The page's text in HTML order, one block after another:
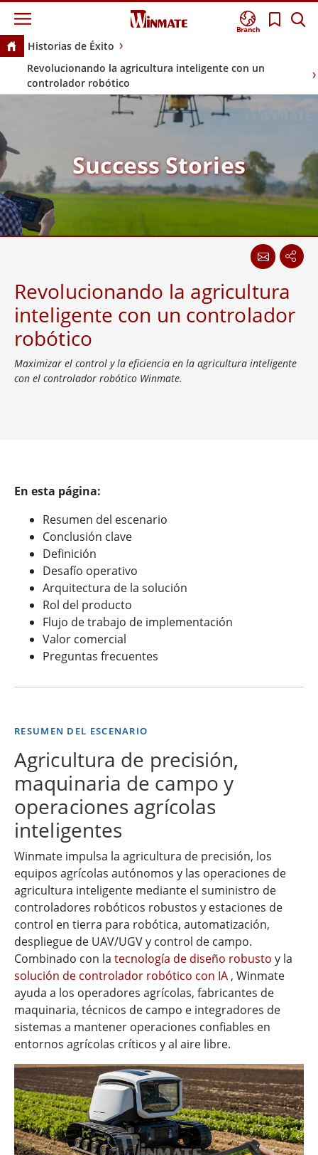
Branch
Historias de Éxito
Revolucionando la agricultura inteligente con un
controlador robótico
Success Stories
Revolucionando la agricultura
inteligente con un controlador
robótico
Maximizar el control y la eficiencia en la agricultura inteligente
con el controlador robótico Winmate.
En esta página:
Resumen del escenario
Conclusión clave
Definición
Desafío operativo
Arquitectura de la solución
Rol del producto
Flujo de trabajo de implementación
Valor comercial
Preguntas frecuentes
RESUMEN DEL ESCENARIO
Agricultura de precisión,
maquinaria de campo y
operaciones agrícolas
inteligentes
Winmate impulsa la agricultura de precisión, los
equipos agrícolas autónomos y las operaciones de
agricultura inteligente mediante el suministro de
controladores robóticos robustos y estaciones de
control en tierra para robótica, automatización,
despliegue de UAV/UGV y control de campo.
Combinado con la tecnología de diseño robusto y la
solución de controlador robótico con IA , Winmate
ayuda a los operadores agrícolas, fabricantes de
maquinaria, técnicos de campo e integradores de
sistemas a mantener operaciones confiables en
entornos agrícolas críticos y al aire libre.